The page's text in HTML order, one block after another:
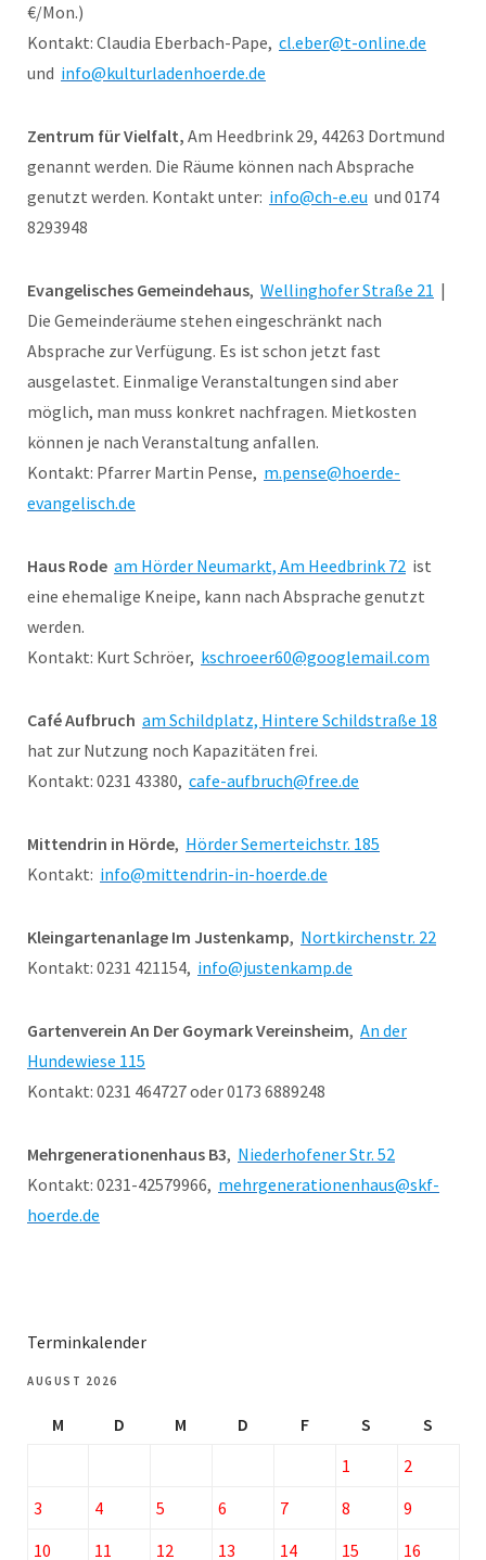
€/Mon.)
Kontakt: Claudia Eberbach-Pape, cl.eber@t-online.de
und info@kulturladenhoerde.de
Zentrum für Vielfalt, Am Heedbrink 29, 44263 Dortmund
genannt werden. Die Räume können nach Absprache
genutzt werden. Kontakt unter: info@ch-e.eu und 0174
8293948
Evangelisches Gemeindehaus, Wellinghofer Straße 21 |
Die Gemeinderäume stehen eingeschränkt nach
Absprache zur Verfügung. Es ist schon jetzt fast
ausgelastet. Einmalige Veranstaltungen sind aber
möglich, man muss konkret nachfragen. Mietkosten
können je nach Veranstaltung anfallen.
Kontakt: Pfarrer Martin Pense, m.pense@hoerde-
evangelisch.de
Haus Rode am Hörder Neumarkt, Am Heedbrink 72 ist
eine ehemalige Kneipe, kann nach Absprache genutzt
werden.
Kontakt: Kurt Schröer, kschroeer60@googlemail.com
Café Aufbruch am Schildplatz, Hintere Schildstraße 18
hat zur Nutzung noch Kapazitäten frei.
Kontakt: 0231 43380, cafe-aufbruch@free.de
Mittendrin in Hörde, Hörder Semerteichstr. 185
Kontakt: info@mittendrin-in-hoerde.de
Kleingartenanlage Im Justenkamp, Nortkirchenstr. 22
Kontakt: 0231 421154, info@justenkamp.de
Gartenverein An Der Goymark Vereinsheim, An der
Hundewiese 115
Kontakt: 0231 464727 oder 0173 6889248
Mehrgenerationenhaus B3, Niederhofener Str. 52
Kontakt: 0231-42579966, mehrgenerationenhaus@skf-
hoerde.de
Terminkalender
AUGUST 2026
M D M D F S
S
1
2
3
4 5 6 7 8
9
10
11 12 13 14 15 16